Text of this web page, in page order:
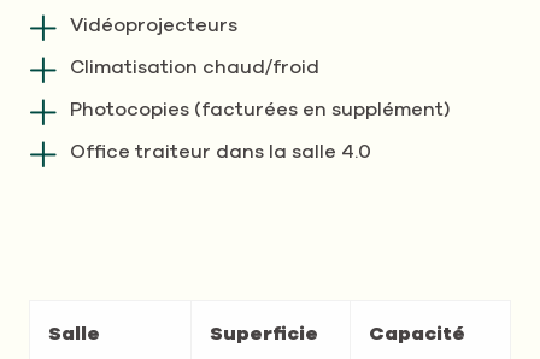
Vidéoprojecteurs
Climatisation chaud/froid
Photocopies (facturées en supplément)
Office traiteur dans la salle 4.0
Salle Superficie Capacité